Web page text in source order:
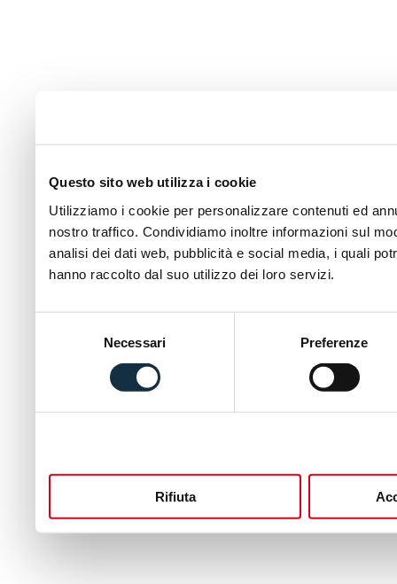
Questo sito web utilizza i cookie
Utilizziamo i cookie per personalizzare contenuti ed
nostro traffico. Condividiamo inoltre informazioni sul
analisi dei dati web, pubblicità e social media, i quali
hanno raccolto dal suo utilizzo dei loro servizi.
Necessari Preferenze
Rifiuta